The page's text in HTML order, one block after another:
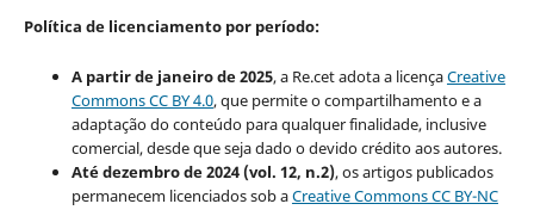
Política de licenciamento por período:
A partir de janeiro de 2025, a Re.cet adota a licençaCreative
Commons CC BY 4.0, que permite o compartilhamento e a
adaptação do conteúdo para qualquer finalidade, inclusive
comercial, desde que seja dado o devido crédito aos autores.
Até dezembro de 2024 (vol. 12, n.2), os artigos publicados
permanecem licenciados sob aCreative Commons CC BY-NC